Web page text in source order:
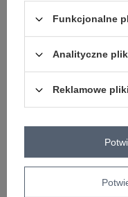
ZALOGUJ
skład materiału: 90%
sposób prania: pranie w
Funkcjonalne
Analityczne
Reklamowe